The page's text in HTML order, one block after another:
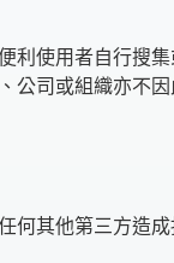
利使用者自行搜
公司或組織亦不
何其他第三方造